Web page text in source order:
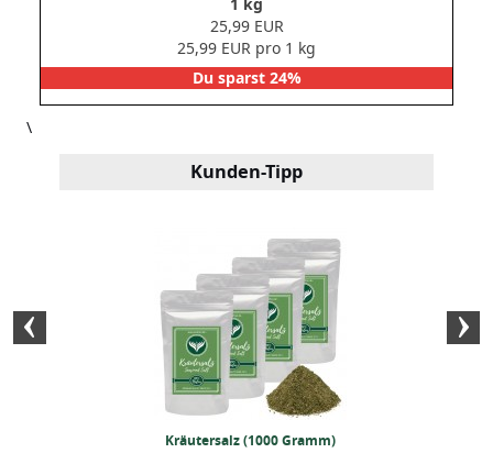
25,99 EUR
25,99 EUR pro 1 kg
Du sparst 24%
\
Kunden-Tipp
Kräutersalz (1000 Gramm)